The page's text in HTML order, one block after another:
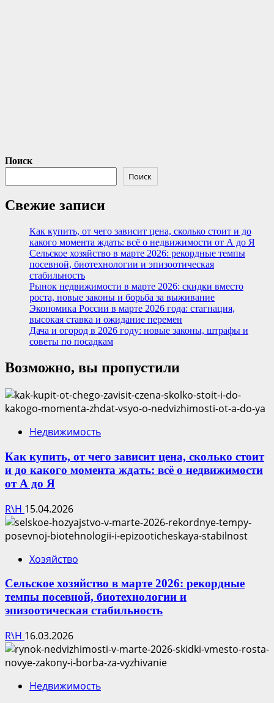
Поиск
Поиск
Свежие записи
Как купить, от чего зависит цена, сколько стоит и до
какого момента ждать: всё о недвижимости от А до Я
Сельское хозяйство в марте 2026: рекордные темпы
посевной, биотехнологии и эпизоотическая
стабильность
Рынок недвижимости в марте 2026: скидки вместо
роста, новые законы и борьба за выживание
Экономика России в марте 2026 года: стагнация,
высокая ставка и ожидание перемен
Дача и огород в 2026 году: новые законы, штрафы и
советы по посадкам
Возможно, вы пропустили
Недвижимость
Как купить, от чего зависит цена, сколько стоит
и до какого момента ждать: всё о недвижимости
от А до Я
R\H 15.04.2026
Хозяйство
Сельское хозяйство в марте 2026: рекордные
темпы посевной, биотехнологии и
эпизоотическая стабильность
R\H 16.03.2026
Недвижимость